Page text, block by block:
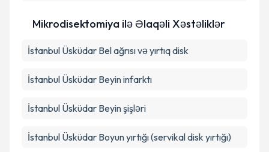
Mikrodisektomiya ilə Əlaqəli Xəstəliklər
İstanbul Üsküdar Bel ağrısı və yırtıq disk
İstanbul Üsküdar Beyin infarktı
İstanbul Üsküdar Beyin şişləri
İstanbul Üsküdar Boyun yırtığı (servikal disk yırtığı)